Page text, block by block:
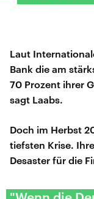
Laut
Bank die am
70 Prozent ihrer
sagt Laabs.
Doch im Herbst
tiefsten Krise.
Desaster für die